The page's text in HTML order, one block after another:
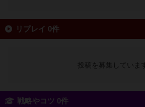
リプレイ 0件
投稿を募集しています
戦略やコツ 0件